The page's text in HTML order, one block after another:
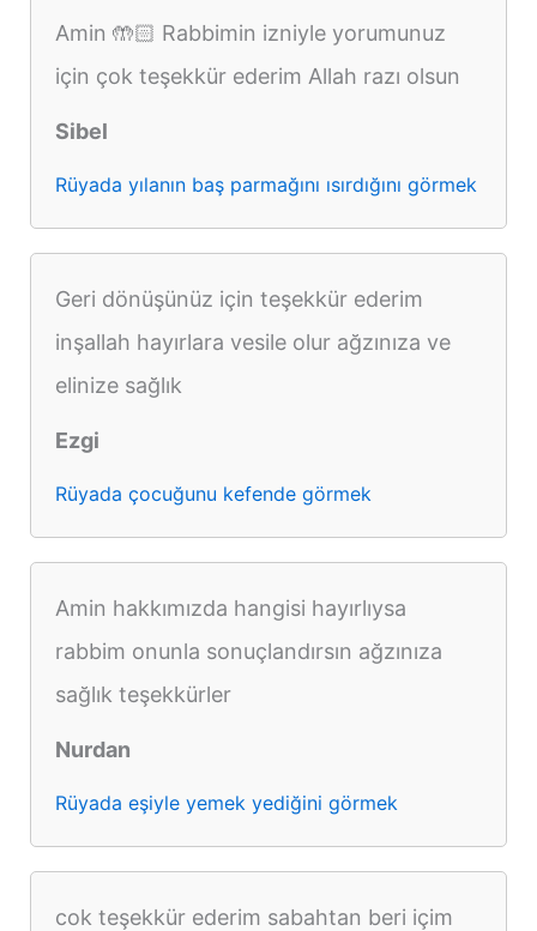
Amin 🤲🏻 Rabbimin izniyle yorumunuz
için çok teşekkür ederim Allah razı olsun
Sibel
Rüyada yılanın baş parmağını ısırdığını görmek
Geri dönüşünüz için teşekkür ederim
inşallah hayırlara vesile olur ağzınıza ve
elinize sağlık
Ezgi
Rüyada çocuğunu kefende görmek
Amin hakkımızda hangisi hayırlıysa
rabbim onunla sonuçlandırsın ağzınıza
sağlık teşekkürler
Nurdan
Rüyada eşiyle yemek yediğini görmek
cok teşekkür ederim sabahtan beri içim